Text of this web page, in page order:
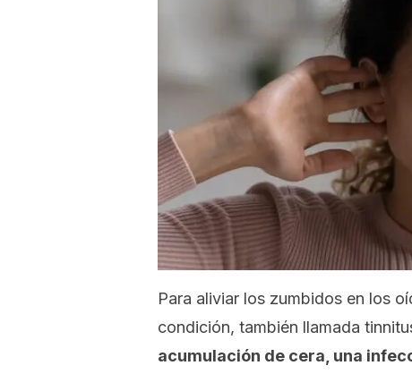
Para aliviar los zumbidos en los
condición, también llamada
acumulación de cera, una